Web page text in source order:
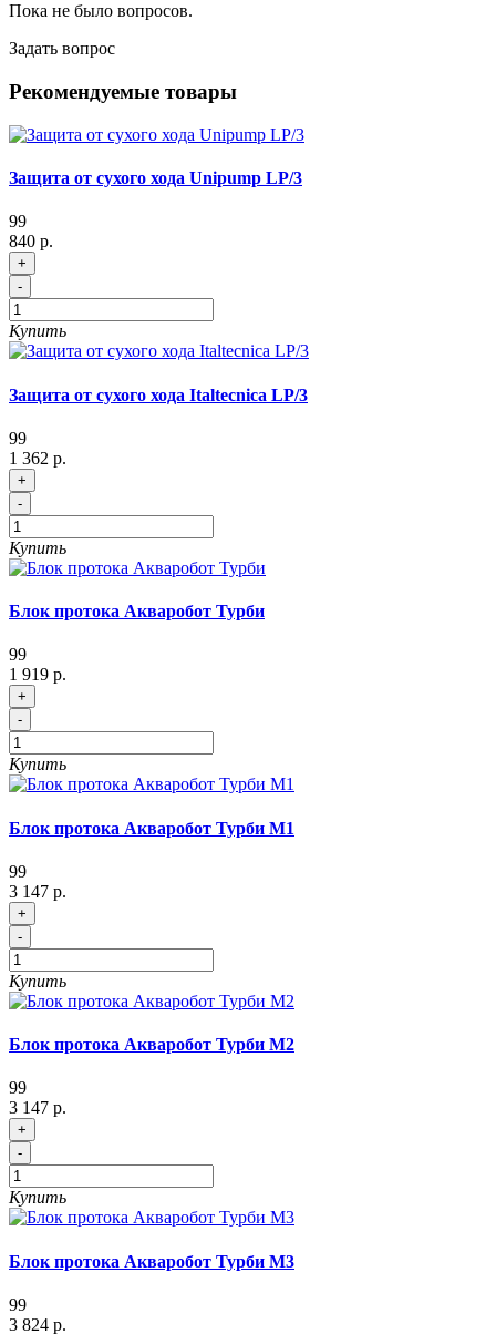
Пока не было вопросов.
Задать вопрос
Рекомендуемые товары
Защита от сухого хода Unipump LP/3
99
840 р.
+
-
Купить
Защита от сухого хода Italtecnica LP/3
99
1 362 р.
+
-
Купить
Блок протока Акваробот Турби
99
1 919 р.
+
-
Купить
Блок протока Акваробот Турби М1
99
3 147 р.
+
-
Купить
Блок протока Акваробот Турби М2
99
3 147 р.
+
-
Купить
Блок протока Акваробот Турби М3
99
3 824 р.